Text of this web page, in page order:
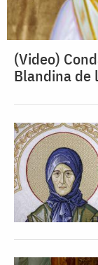
(Video)
Blandina de